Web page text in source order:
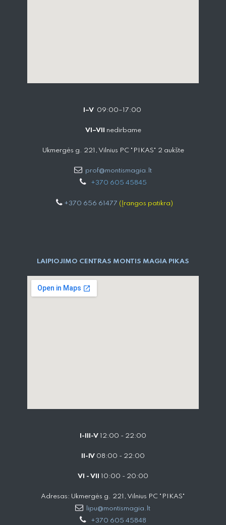
I–V 09:00–17:00
VI–VII nedirbame
Ukmergės g. 221, Vilnius PC "PIKAS" 2 aukšte
prof@montismagia.lt
+370 605 4584​5
+370 656 61477 (Įrangos patikra)
LAIPIOJIMO CENTRAS MONTIS MAGIA PIKAS
I-III-V 12:00 - 22:00
II-IV 08:00 - 22:00
VI - VII 10:00 - 20:00
Adresas: Ukmergės g. 221, Vilnius PC "PIKAS"
lipu@montismagia.lt
+370 605 45848